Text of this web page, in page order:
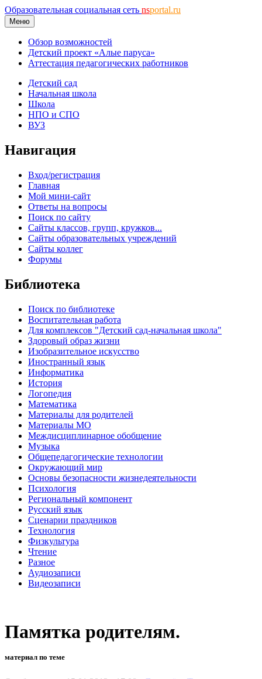
Образовательная социальная сеть nsportal.ru
Меню
Обзор возможностей
Детский проект «Алые паруса»
Аттестация педагогических работников
Детский сад
Начальная школа
Школа
НПО и СПО
ВУЗ
Навигация
Вход/регистрация
Главная
Мой мини-сайт
Ответы на вопросы
Поиск по сайту
Сайты классов, групп, кружков...
Сайты образовательных учреждений
Сайты коллег
Форумы
Библиотека
Поиск по библиотеке
Воспитательная работа
Для комплексов "Детский сад-начальная школа"
Здоровый образ жизни
Изобразительное искусство
Иностранный язык
Информатика
История
Логопедия
Математика
Материалы для родителей
Материалы МО
Междисциплинарное обобщение
Музыка
Общепедагогические технологии
Окружающий мир
Основы безопасности жизнедеятельности
Психология
Региональный компонент
Русский язык
Сценарии праздников
Технология
Физкультура
Чтение
Разное
Аудиозаписи
Видеозаписи
Памятка родителям.
материал по теме